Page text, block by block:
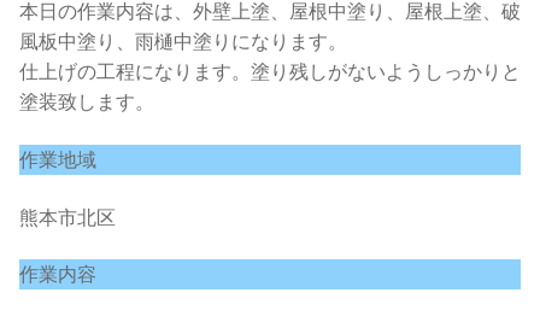
本日の作業内容は、外壁上塗、屋根中塗り、屋根上塗、破
風板中塗り、雨樋中塗りになります。
仕上げの工程になります。塗り残しがないようしっかりと
塗装致します。
作業地域
熊本市北区
作業内容